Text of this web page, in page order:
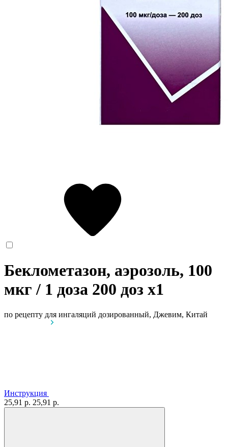
Беклометазон, аэрозоль, 100
мкг / 1 доза 200 доз x1
по рецепту для ингаляций дозированный, Джевим, Китай
Инструкция
25,91 р. 25,91 р.